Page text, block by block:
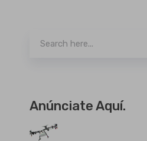
Anúnciate Aquí.